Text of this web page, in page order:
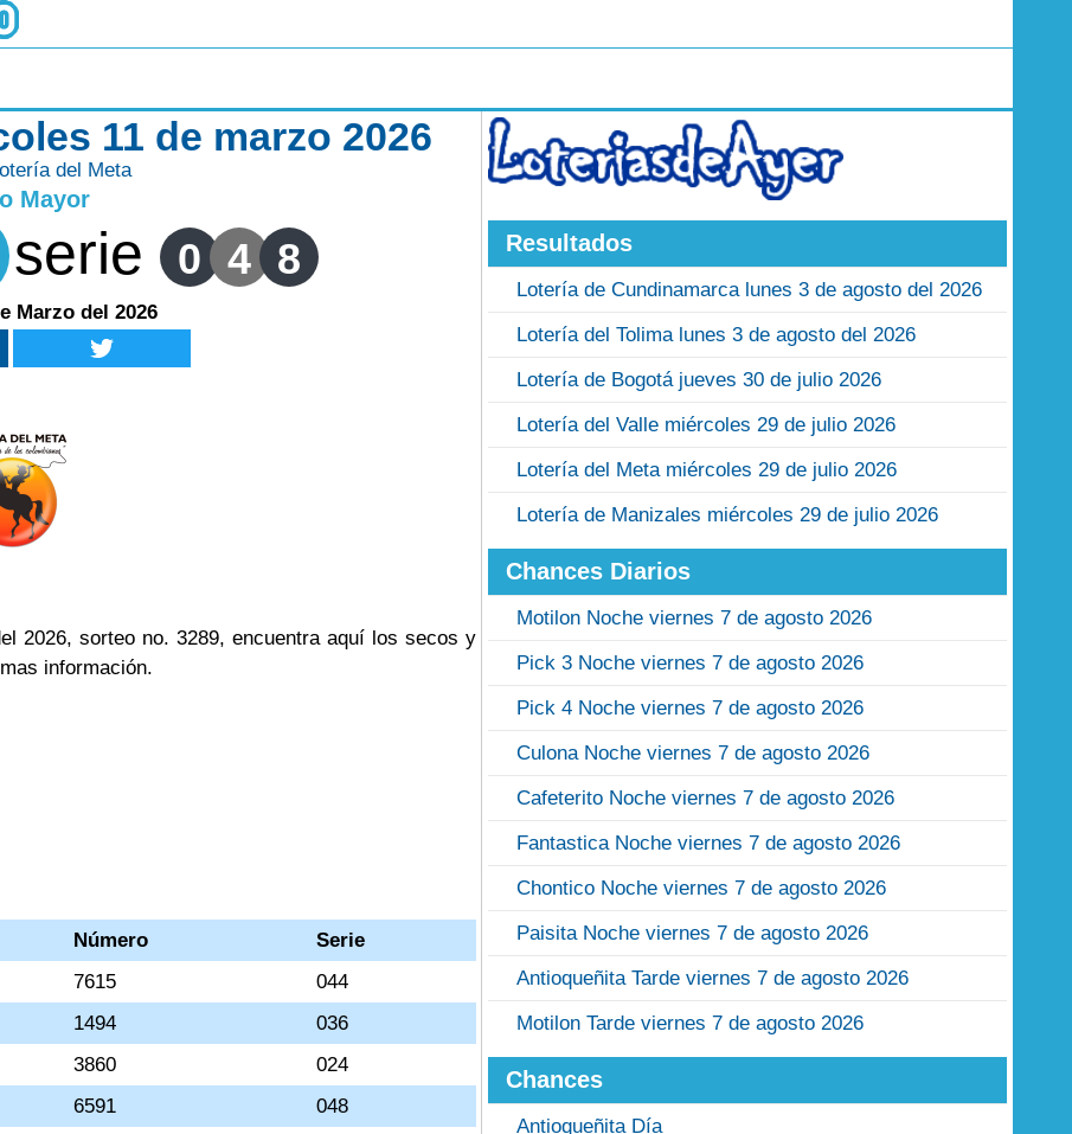
11 de marzo 2026
del Meta
Mayor
serie 0 4 8
Marzo del 2026
2026, sorteo no. 3289, encuentra aquí los secos y
información.
Número
Serie
7615
044
1494
036
3860
024
6591
048
Resultados
Lotería de Cundinamarca lunes 3 de agosto del 2026
Lotería del Tolima lunes 3 de agosto del 2026
Lotería de Bogotá jueves 30 de julio 2026
Lotería del Valle miércoles 29 de julio 2026
Lotería del Meta miércoles 29 de julio 2026
Lotería de Manizales miércoles 29 de julio 2026
Chances Diarios
Motilon Noche viernes 7 de agosto 2026
Pick 3 Noche viernes 7 de agosto 2026
Pick 4 Noche viernes 7 de agosto 2026
Culona Noche viernes 7 de agosto 2026
Cafeterito Noche viernes 7 de agosto 2026
Fantastica Noche viernes 7 de agosto 2026
Chontico Noche viernes 7 de agosto 2026
Paisita Noche viernes 7 de agosto 2026
Antioqueñita Tarde viernes 7 de agosto 2026
Motilon Tarde viernes 7 de agosto 2026
Chances
Antioqueñita Día